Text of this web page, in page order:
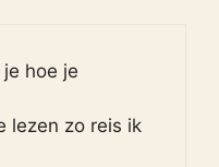
hoe je
lezen zo reis ik